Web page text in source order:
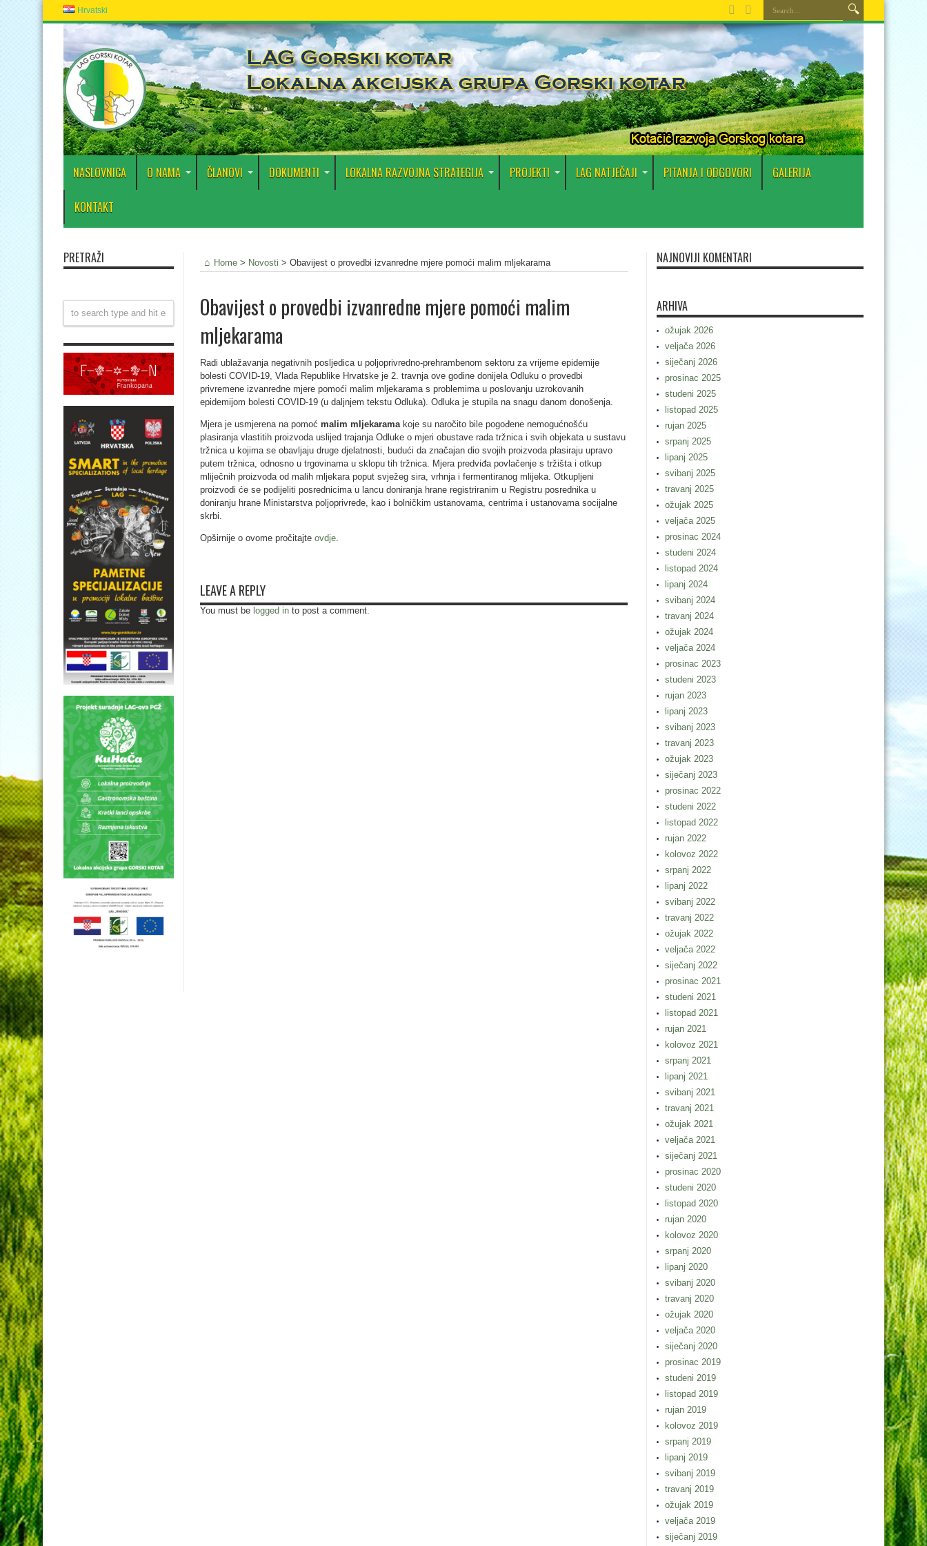
Hrvatski
NASLOVNICA O NAMA ČLANOVI DOKUMENTI LOKALNA RAZVOJNA STRATEGIJA PROJEKTI LAG NATJEČAJI PITANJA I ODGOVORI GALERIJA
KONTAKT
Home > Novosti > Obavijest o provedbi izvanredne mjere pomoći malim mljekarama
Obavijest o provedbi izvanredne mjere pomoći malim
mljekarama
Radi ublažavanja negativnih posljedica u poljoprivredno-prehrambenom sektoru za vrijeme epidemije
bolesti COVID-19, Vlada Republike Hrvatske je 2. travnja ove godine donijela Odluku o provedbi
privremene izvanredne mjere pomoći malim mljekarama s problemima u poslovanju uzrokovanih
epidemijom bolesti COVID-19 (u daljnjem tekstu Odluka). Odluka je stupila na snagu danom donošenja.
Mjera je usmjerena na pomoć malim mljekarama koje su naročito bile pogođene nemogućnošću
plasiranja vlastitih proizvoda uslijed trajanja Odluke o mjeri obustave rada tržnica i svih objekata u sustavu
tržnica u kojima se obavljaju druge djelatnosti, budući da značajan dio svojih proizvoda plasiraju upravo
putem tržnica, odnosno u trgovinama u sklopu tih tržnica. Mjera predviđa povlačenje s tržišta i otkup
mliječnih proizvoda od malih mljekara poput svježeg sira, vrhnja i fermentiranog mlijeka. Otkupljeni
proizvodi će se podijeliti posrednicima u lancu doniranja hrane registriranim u Registru posrednika u
doniranju hrane Ministarstva poljoprivrede, kao i bolničkim ustanovama, centrima i ustanovama socijalne
skrbi.
Opširnije o ovome pročitajte ovdje.
LEAVE A REPLY
You must be logged in to post a comment.
PRETRAŽI NAJNOVIJI KOMENTARI
ARHIVA
ožujak 2026
veljača 2026
siječanj 2026
prosinac 2025
studeni 2025
listopad 2025
rujan 2025
srpanj 2025
lipanj 2025
svibanj 2025
travanj 2025
ožujak 2025
veljača 2025
prosinac 2024
studeni 2024
listopad 2024
lipanj 2024
svibanj 2024
travanj 2024
ožujak 2024
veljača 2024
prosinac 2023
studeni 2023
rujan 2023
lipanj 2023
svibanj 2023
travanj 2023
ožujak 2023
siječanj 2023
prosinac 2022
studeni 2022
listopad 2022
rujan 2022
kolovoz 2022
srpanj 2022
lipanj 2022
svibanj 2022
travanj 2022
ožujak 2022
veljača 2022
siječanj 2022
prosinac 2021
studeni 2021
listopad 2021
rujan 2021
kolovoz 2021
srpanj 2021
lipanj 2021
svibanj 2021
travanj 2021
ožujak 2021
veljača 2021
siječanj 2021
prosinac 2020
studeni 2020
listopad 2020
rujan 2020
kolovoz 2020
srpanj 2020
lipanj 2020
svibanj 2020
travanj 2020
ožujak 2020
veljača 2020
siječanj 2020
prosinac 2019
studeni 2019
listopad 2019
rujan 2019
kolovoz 2019
srpanj 2019
lipanj 2019
svibanj 2019
travanj 2019
ožujak 2019
veljača 2019
siječanj 2019